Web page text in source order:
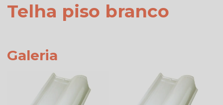
Telha piso branco
Galeria